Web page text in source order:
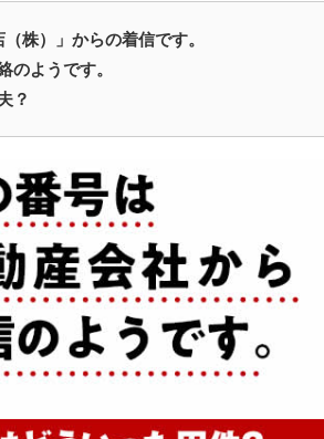
）」からの着信です。
のようです。
？